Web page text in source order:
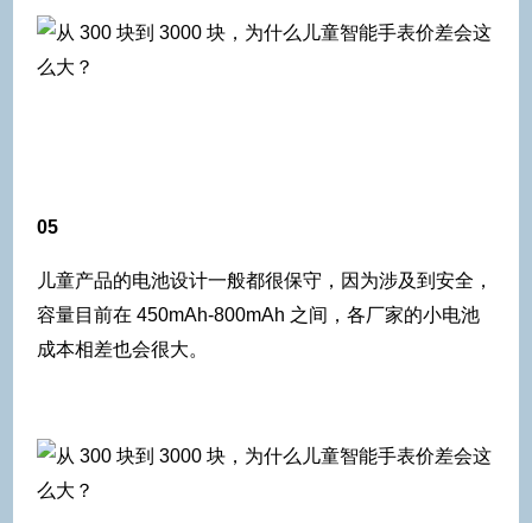
05
儿童产品的电池设计一般都很保守，因为涉及到安全，
容量目前在 450mAh-800mAh 之间，各厂家的小电池
成本相差也会很大。